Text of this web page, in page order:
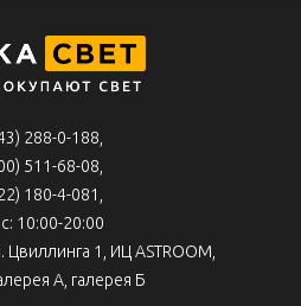
288-0-188,
511-68-08,
180-4-081,
10:00-20:00
Цвиллинга 1, ИЦ ASTROOM,
А, галерея Б